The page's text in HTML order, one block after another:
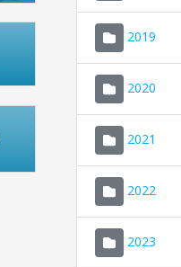
2019
2020
2021
2022
2023